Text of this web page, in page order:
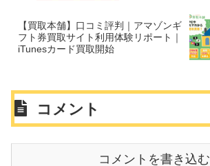
【買取本舗】口コミ評判｜アマゾンギ
フト券買取サイト利用体験リポート｜
iTunesカード買取開始
コメント
コメントを書き込む